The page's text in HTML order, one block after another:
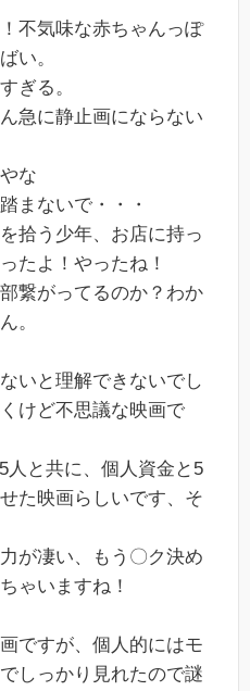
不気味な赤ちゃんっぽ
い。
ぎる。
急に静止画にならない
な
まないで・・・
拾う少年、お店に持っ
たよ！やったね！
繋がってるのか？わか
。
いと理解できないでし
けど不思議な映画で
人と共に、個人資金と5
た映画らしいです、そ
が凄い、もう〇ク決め
ゃいますね！
ですが、個人的にはモ
しっかり見れたので謎